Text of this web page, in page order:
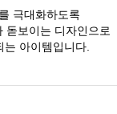
극대화하도록
보이는 디자인으로
아이템입니다.